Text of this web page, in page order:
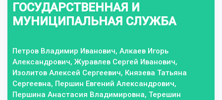
ГОСУДАРСТВЕННАЯ И
МУНИЦИПАЛЬНАЯ СЛУЖБА
Петров Владимир Иванович, Алкаев Игорь
Александрович, Журавлев Сергей Иванович,
Изолитов Алексей Сергеевич, Князева Татьяна
Сергеевна, Першин Евгений Александрович,
Першина Анастасия Владимировна, Терешин